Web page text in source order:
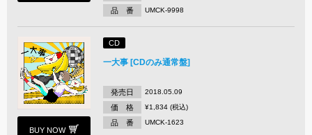
品 番 UMCK-9998
BUY NOW
CD
一大事 [CDのみ通常盤]
発売日 2018.05.09
価 格 ¥1,834 (税込)
品 番 UMCK-1623